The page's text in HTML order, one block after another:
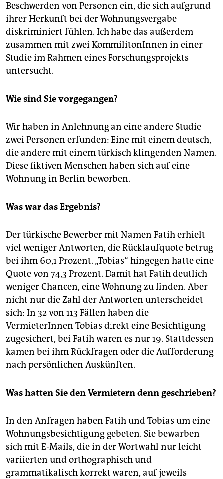
Beschwerden von Personen ein, die sich aufgrund
ihrer Herkunft bei der Wohnungsvergabe
diskriminiert fühlen. Ich habe das außerdem
zusammen mit zwei KommilitonInnen in einer
Studie im Rahmen eines Forschungsprojekts
untersucht.
Wie sind Sie vorgegangen?
Wir haben in Anlehnung an eine andere Studie
zwei Personen erfunden: Eine mit einem deutsch,
die andere mit einem türkisch klingenden Namen.
Diese fiktiven Menschen haben sich auf eine
Wohnung in Berlin beworben.
Was war das Ergebnis?
Der türkische Bewerber mit Namen Fatih erhielt
viel weniger Antworten, die Rücklaufquote betrug
bei ihm 60,1 Prozent. „Tobias“ hingegen hatte eine
Quote von 74,3 Prozent. Damit hat Fatih deutlich
weniger Chancen, eine Wohnung zu finden. Aber
nicht nur die Zahl der Antworten unterscheidet
sich: In 32 von 113 Fällen haben die
VermieterInnen Tobias direkt eine Besichtigung
zugesichert, bei Fatih waren es nur 19. Stattdessen
kamen bei ihm Rückfragen oder die Aufforderung
nach persönlichen Auskünften.
Was hatten Sie den Vermietern denn geschrieben?
In den Anfragen haben Fatih und Tobias um eine
Wohnungsbesichtigung gebeten. Sie bewarben
sich mit E-Mails, die in der Wortwahl nur leicht
variierten und orthographisch und
grammatikalisch korrekt waren, auf jeweils